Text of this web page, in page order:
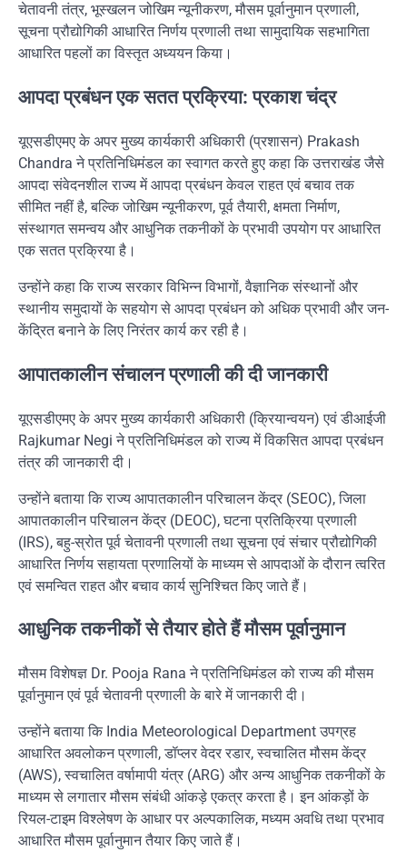
चेतावनी तंत्र, भूस्खलन जोखिम न्यूनीकरण, मौसम पूर्वानुमान प्रणाली,
सूचना प्रौद्योगिकी आधारित निर्णय प्रणाली तथा सामुदायिक सहभागिता
आधारित पहलों का विस्तृत अध्ययन किया।
आपदा प्रबंधन एक सतत प्रक्रिया: प्रकाश चंद्र
यूएसडीएमए के अपर मुख्य कार्यकारी अधिकारी (प्रशासन) Prakash
Chandra ने प्रतिनिधिमंडल का स्वागत करते हुए कहा कि उत्तराखंड जैसे
आपदा संवेदनशील राज्य में आपदा प्रबंधन केवल राहत एवं बचाव तक
सीमित नहीं है, बल्कि जोखिम न्यूनीकरण, पूर्व तैयारी, क्षमता निर्माण,
संस्थागत समन्वय और आधुनिक तकनीकों के प्रभावी उपयोग पर आधारित
एक सतत प्रक्रिया है।
उन्होंने कहा कि राज्य सरकार विभिन्न विभागों, वैज्ञानिक संस्थानों और
स्थानीय समुदायों के सहयोग से आपदा प्रबंधन को अधिक प्रभावी और जन-
केंद्रित बनाने के लिए निरंतर कार्य कर रही है।
आपातकालीन संचालन प्रणाली की दी जानकारी
यूएसडीएमए के अपर मुख्य कार्यकारी अधिकारी (क्रियान्वयन) एवं डीआईजी
Rajkumar Negi ने प्रतिनिधिमंडल को राज्य में विकसित आपदा प्रबंधन
तंत्र की जानकारी दी।
उन्होंने बताया कि राज्य आपातकालीन परिचालन केंद्र (SEOC), जिला
आपातकालीन परिचालन केंद्र (DEOC), घटना प्रतिक्रिया प्रणाली
(IRS), बहु-स्रोत पूर्व चेतावनी प्रणाली तथा सूचना एवं संचार प्रौद्योगिकी
आधारित निर्णय सहायता प्रणालियों के माध्यम से आपदाओं के दौरान त्वरित
एवं समन्वित राहत और बचाव कार्य सुनिश्चित किए जाते हैं।
आधुनिक तकनीकों से तैयार होते हैं मौसम पूर्वानुमान
मौसम विशेषज्ञ Dr. Pooja Rana ने प्रतिनिधिमंडल को राज्य की मौसम
पूर्वानुमान एवं पूर्व चेतावनी प्रणाली के बारे में जानकारी दी।
उन्होंने बताया कि India Meteorological Departmentउपग्रह
आधारित अवलोकन प्रणाली, डॉप्लर वेदर रडार, स्वचालित मौसम केंद्र
(AWS), स्वचालित वर्षामापी यंत्र (ARG) और अन्य आधुनिक तकनीकों के
माध्यम से लगातार मौसम संबंधी आंकड़े एकत्र करता है। इन आंकड़ों के
रियल-टाइम विश्लेषण के आधार पर अल्पकालिक, मध्यम अवधि तथा प्रभाव
आधारित मौसम पूर्वानुमान तैयार किए जाते हैं।